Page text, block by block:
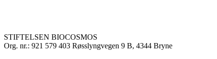
STIFTELSEN BIOCOSMOS
Org. nr.: 921 579 403 Røsslyngvegen 9 B, 4344 Bryne